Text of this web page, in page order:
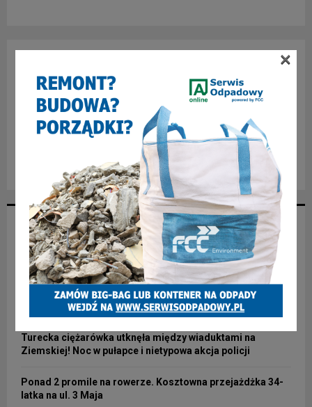
NAJNOWSZE ARTYKUŁY
Jak zostać spawaczem i zacząć dobrze zarabiać?
Nowość na zabrzańskich torach! Dwa fabrycznie nowe
tramwaje wyjechały na linię nr 3
Turecka ciężarówka utknęła między wiaduktami na
Ziemskiej! Noc w pułapce i nietypowa akcja policji
Ponad 2 promile na rowerze. Kosztowna przejażdżka 34-
latka na ul. 3 Maja
×